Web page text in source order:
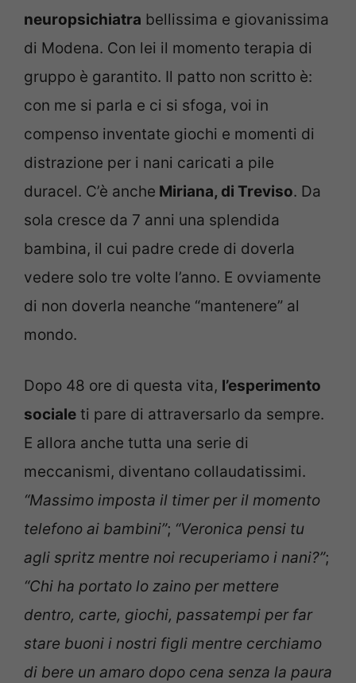
neuropsichiatra bellissima e giovanissima
di Modena. Con lei il momento terapia di
gruppo è garantito. Il patto non scritto è:
con me si parla e ci si sfoga, voi in
compenso inventate giochi e momenti di
distrazione per i nani caricati a pile
duracel. C’è anche Miriana, di Treviso. Da
sola cresce da 7 anni una splendida
bambina, il cui padre crede di doverla
vedere solo tre volte l’anno. E ovviamente
di non doverla neanche “mantenere” al
mondo.
Dopo 48 ore di questa vita, l’esperimento
sociale ti pare di attraversarlo da sempre.
E allora anche tutta una serie di
meccanismi, diventano collaudatissimi.
“Massimo imposta il timer per il momento
telefono ai bambini”; “Veronica pensi tu
agli spritz mentre noi recuperiamo i nani?”;
“Chi ha portato lo zaino per mettere
dentro, carte, giochi, passatempi per far
stare buoni i nostri figli mentre cerchiamo
di bere un amaro dopo cena senza la paura